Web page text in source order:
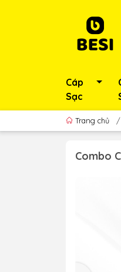
Cáp
Sạc
Trang chủ /
Combo